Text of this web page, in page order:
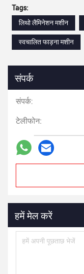
Tags:
लिथो लैमिनेशन मशीन
स्वचालित फाड़ना मशीन
संपर्क
संपर्क:
टेलीफोन:
हमें मेल करें